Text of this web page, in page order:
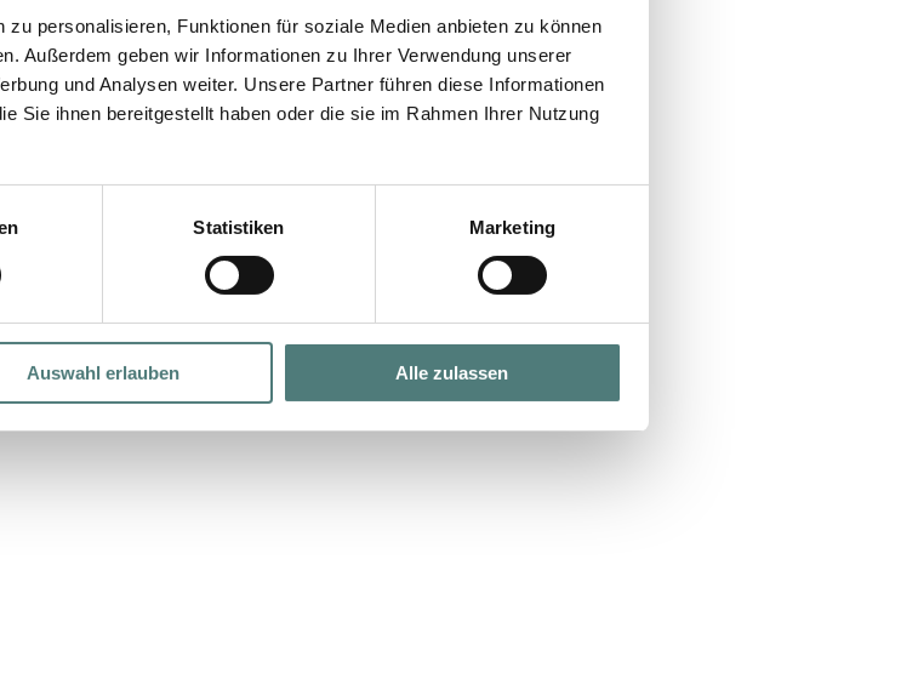
personalisieren, Funktionen für soziale Medien anbieten zu können
Außerdem geben wir Informationen zu Ihrer Verwendung unserer
und Analysen weiter. Unsere Partner führen diese Informationen
Sie ihnen bereitgestellt haben oder die sie im Rahmen Ihrer Nutzung
Statistiken Marketing
Auswahl erlauben Alle zulassen